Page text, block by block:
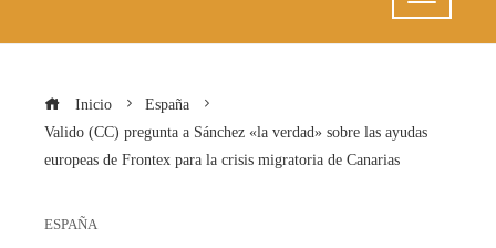
Inicio
España
Valido (CC) pregunta a Sánchez «la verdad» sobre las ayudas
europeas de Frontex para la crisis migratoria de Canarias
ESPAÑA